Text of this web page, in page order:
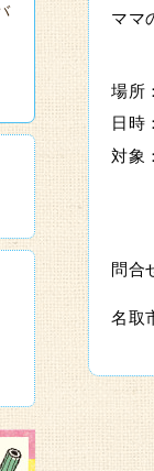
ママ
場所
日時
対象
問合
名取